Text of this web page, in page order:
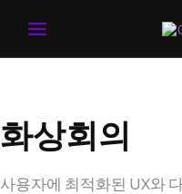
화상회의
사용자에 최적화된 UX와